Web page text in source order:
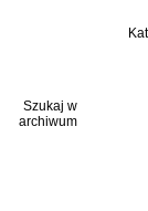
Szukaj w
archiwum